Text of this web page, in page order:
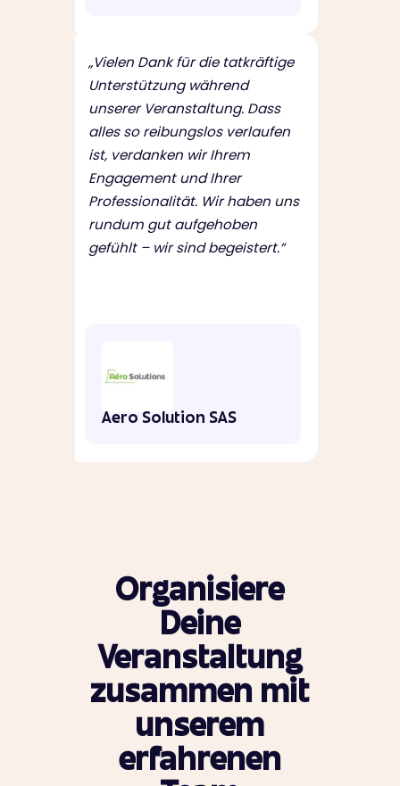
„Vielen Dank für die tatkräftige
Unterstützung während
unserer Veranstaltung. Dass
alles so reibungslos verlaufen
ist, verdanken wir Ihrem
Engagement und Ihrer
Professionalität. Wir haben uns
rundum gut aufgehoben
gefühlt – wir sind begeistert.“
Aero Solution SAS
Organisiere
Deine
Veranstaltung
zusammen mit
unserem
erfahrenen